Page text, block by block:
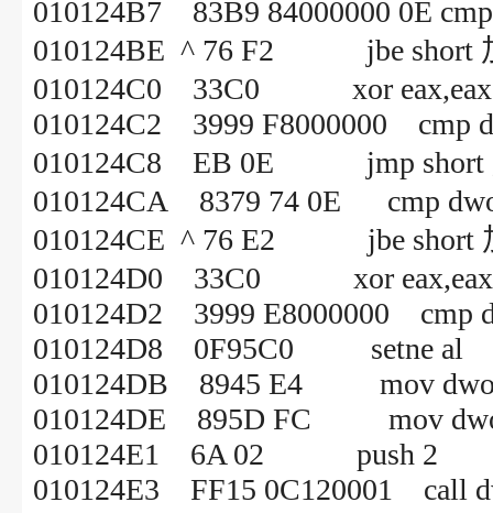
010124B7 83B9 84000000 0E
010124BE ^ 76 F2 jbe short 加
010124C0 33C0 xor eax,eax
010124C2 3999 F8000000 cmp
010124C8 EB 0E jmp short
010124CA 8379 74 0E cmp
010124CE ^ 76 E2 jbe short
010124D0 33C0 xor eax,eax
010124D2 3999 E8000000 cmp
010124D8 0F95C0 setne al
010124DB 8945 E4 mov
010124DE 895D FC mov
010124E1 6A 02 push 2
010124E3 FF15 0C120001 call